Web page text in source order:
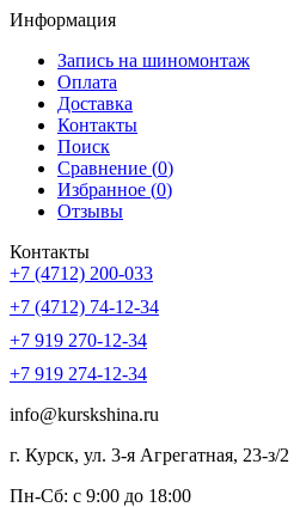
Информация
Запись на шиномонтаж
Оплата
Доставка
Контакты
Поиск
Сравнение (0)
Избранное (0)
Отзывы
Контакты
+7 (4712) 200-033
+7 (4712) 74-12-34
+7 919 270-12-34
+7 919 274-12-34
info@kurskshina.ru
г. Курск, ул. 3-я Агрегатная, 23-з/2
Пн-Сб: с 9:00 до 18:00